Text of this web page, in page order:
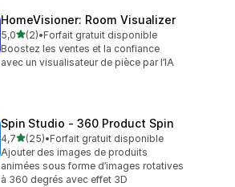
HomeVisioner: Room Visualizer
5,0étoile(s) sur 5
(2)
2 avis au total
•Forfait gratuit disponible
Boostez les ventes et la confiance
avec un visualisateur de pièce par l’IA
Spin Studio ‑ 360 Product Spin
4,7étoile(s) sur 5
(25)
25 avis au total
•Forfait gratuit disponible
Ajouter des images de produits
animées sous forme d’images rotatives
à 360 degrés avec effet 3D